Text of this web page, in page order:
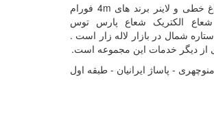
لایت24 لاله زار ارائه چراغ خطی و لاینر برند های 4m فورام
شعاع الکتریک شعاع پارس توس
شمال در بازار لاله زار است .
از دیگر خدمات این مجموعه است.
- پاساژ ایرانیان - طبقه اول